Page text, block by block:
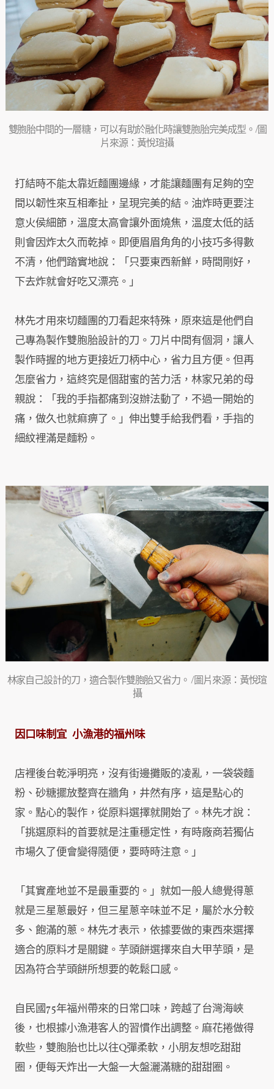
雙胞胎中間的一層糖，可以有助於融化時讓雙胞胎完美成型。/圖
片來源：黃悅瑄攝
打結時不能太靠近麵團邊緣，才能讓麵團有足夠的空
間以韌性來互相牽扯，呈現完美的結。油炸時更要注
意火侯細節，溫度太高會讓外面燒焦，溫度太低的話
則會因炸太久而乾掉。即便眉眉角角的小技巧多得數
不清，他們踏實地說：「只要東西新鮮，時間剛好，
下去炸就會好吃又漂亮。」
林先才用來切麵團的刀看起來特殊，原來這是他們自
己專為製作雙胞胎設計的刀。刀片中間有個洞，讓人
製作時握的地方更接近刀柄中心，省力且方便。但再
怎麼省力，這終究是個甜蜜的苦力活，林家兄弟的母
親說：「我的手指都痛到沒辦法動了，不過一開始的
痛，做久也就痲痹了。」伸出雙手給我們看，手指的
細紋裡滿是麵粉。
林家自己設計的刀，適合製作雙胞胎又省力。 /圖片來源：黃悅瑄
攝
因口味制宜 小漁港的福州味
店裡後台乾淨明亮，沒有街邊攤販的凌亂，一袋袋麵
粉、砂糖擺放整齊在牆角，井然有序，這是點心的
家。點心的製作，從原料選擇就開始了。林先才說：
「挑選原料的首要就是注重穩定性，有時廠商若獨佔
市場久了便會變得隨便，要時時注意。」
「其實產地並不是最重要的。」就如一般人總覺得蔥
就是三星蔥最好，但三星蔥辛味並不足，屬於水分較
多、飽滿的蔥。林先才表示，依據要做的東西來選擇
適合的原料才是關鍵。芋頭餅選擇來自大甲芋頭，是
因為符合芋頭餅所想要的乾鬆口感。
自民國75年福州帶來的日常口味，跨越了台灣海峽
後，也根據小漁港客人的習慣作出調整。麻花捲做得
軟些，雙胞胎也比以往Q彈柔軟，小朋友想吃甜甜
圈，便每天炸出一大盤一大盤灑滿糖的甜甜圈。